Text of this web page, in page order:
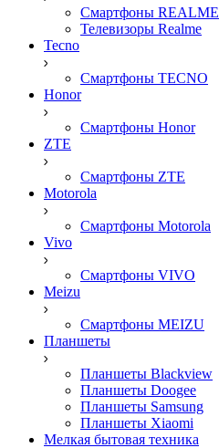
Смартфоны REALME
Телевизоры Realme
Tecno
Смартфоны TECNO
Honor
Смартфоны Honor
ZTE
Смартфоны ZTE
Motorola
Смартфоны Motorola
Vivo
Смартфоны VIVO
Meizu
Смартфоны MEIZU
Планшеты
Планшеты Blackview
Планшеты Doogee
Планшеты Samsung
Планшеты Xiaomi
Мелкая бытовая техника